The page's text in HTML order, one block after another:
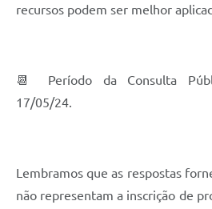
Galeria de Vídeos
Logo Prefeitura de São Mateus do Sul
recursos podem ser melhor
📆 Período da Consulta
17/05/24.
Lembramos que as respostas
não representam a inscrição de